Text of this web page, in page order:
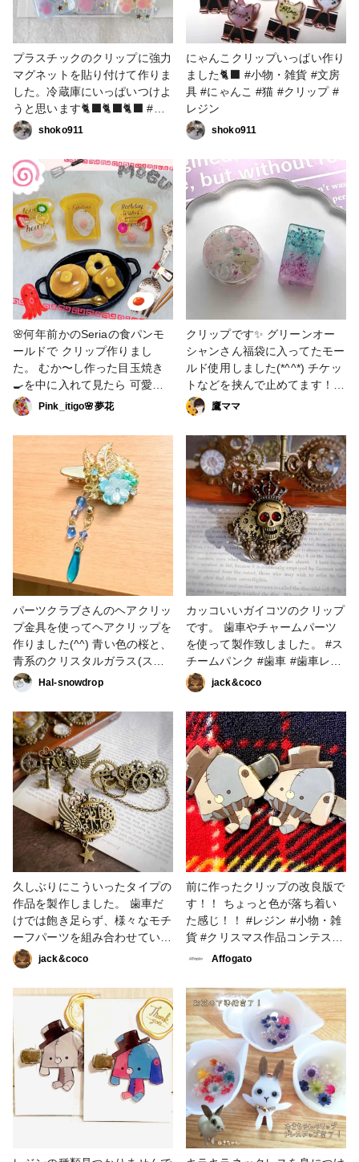
ワイトレジンに液体ラメのオー
ロラパープルを少し混ぜて背景
がふんわりキラキラになりまし
た😊✨ #croccha福袋2026 #ク
リップ #鬼滅の刃バレンタイン
ホワイトデー2026 #液体ラメ #
ラメパウダー
プラスチックのクリップに強力
マグネットを貼り付けて作りま
した。冷蔵庫にいっぱいつけよ
うと思います🐈‍⬛🐈‍⬛🐈‍⬛ #小
物・雑貨 #猫 #にゃんこ #
クリップ #文房具
shoko911
にゃんこクリップいっぱい作り
ました🐈‍⬛ #小物・雑貨 #文房
具 #にゃんこ #猫 #クリップ #
レジン
shoko911
🌸何年前かのSeriaの食パンモ
ールドで クリップ作りまし
た。 むか〜し作った目玉焼き
🍳を中に入れて見たら 可愛い
♡(＊ˊ艸ˋ)♬* こまりカラーのミ
モザを使用しました𖤣𖥧𖥣｡𖤣𖥧𖥣｡ #
作家のためのレジン大賞2024
#クリップ #こまりカラー #こ
Pink_itigo🌸夢花
クリップです✨️ グリーンオー
シャンさん福袋に入ってたモー
ルド使用しました(*^^*) チケッ
トなどを挟んで止めてます！
文具も作れるのは良いですね😊
#作家のためのレジン大賞2024
#小物・雑貨 #文具 #クリップ
鷹ママ
パーツクラブさんのヘアクリッ
プ金具を使ってヘアクリップを
作りました(^^) 青い色の桜と、
青系のクリスタルガラス(スワ
ロフスキー) ダガービーズを繋
いで、ゆらゆら揺れるようにし
ています。 #アクセサリー部 #
ヘアアクセサリー #クリップ
Hal-snowdrop
カッコいいガイコツのクリップ
です。 歯車やチャームパーツ
を使って製作致しました。 #ス
チームパンク #歯車 #歯車レジ
ン #steampunk
#steampunkstyle
#steampunkart #歯車ペンダン
ト #スチームパンクアクセサリ
ー #クリップ #パーツ
jack&coco
久しぶりにこういったタイプの
作品を製作しました。 歯車だ
けでは飽き足らず、様々なモチ
ーフパーツを組み合わせていま
す。 クリップタイプですので
ブローチのように服や帽子、髪
などにも幅広く使えます。 #ス
チームパンク #歯車 #歯車レジ
ン #steampunk
#steampunkstyle
#steampunkart #歯車ペンダン
ト #スチームパンクアクセサリ
ー #クリップ #パーツ #アク
セサリー部 #ヘアアクセサリー
jack&coco
前に作ったクリップの改良版で
す！！ ちょっと色が落ち着い
た感じ！！ #レジン #小物・雑
貨 #クリスマス作品コンテスト
2022 #うさぎ #ツギハギ #クリ
Affogato